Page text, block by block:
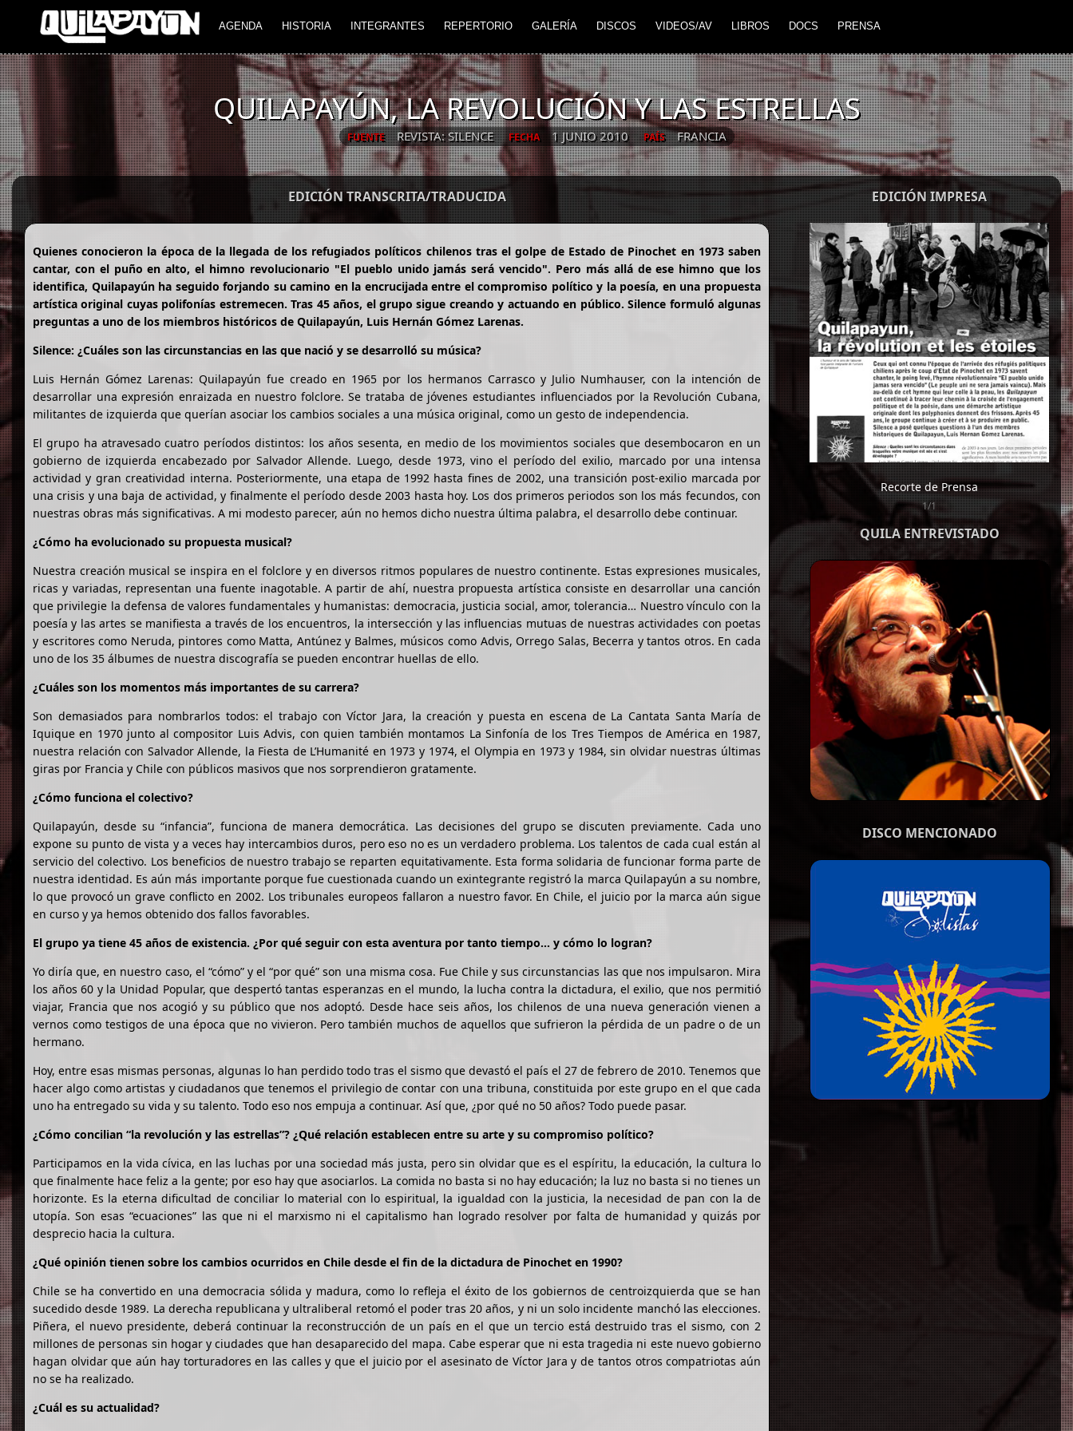
AGENDA HISTORIA INTEGRANTES REPERTORIO GALERÍA DISCOS VIDEOS/AV LIBROS DOCS PRENSA
QUILAPAYÚN, LA REVOLUCIÓN Y LAS ESTRELLAS
FUENTE REVISTA: SILENCE FECHA 1 JUNIO 2010 PAÍS FRANCIA
EDICIÓN TRANSCRITA/TRADUCIDA
Quienes conocieron la época de la llegada de los refugiados políticos chilenos tras el golpe de Estado de Pinochet en 1973 saben
cantar, con el puño en alto, el himno revolucionario "El pueblo unido jamás será vencido". Pero más allá de ese himno que los
identifica, Quilapayún ha seguido forjando su camino en la encrucijada entre el compromiso político y la poesía, en una propuesta
artística original cuyas polifonías estremecen. Tras 45 años, el grupo sigue creando y actuando en público. Silence formuló algunas
preguntas a uno de los miembros históricos de Quilapayún, Luis Hernán Gómez Larenas.
Silence: ¿Cuáles son las circunstancias en las que nació y se desarrolló su música?
Luis Hernán Gómez Larenas: Quilapayún fue creado en 1965 por los hermanos Carrasco y Julio Numhauser, con la intención de
desarrollar una expresión enraizada en nuestro folclore. Se trataba de jóvenes estudiantes influenciados por la Revolución Cubana,
militantes de izquierda que querían asociar los cambios sociales a una música original, como un gesto de independencia.
El grupo ha atravesado cuatro períodos distintos: los años sesenta, en medio de los movimientos sociales que desembocaron en un
gobierno de izquierda encabezado por Salvador Allende. Luego, desde 1973, vino el período del exilio, marcado por una intensa
actividad y gran creatividad interna. Posteriormente, una etapa de 1992 hasta fines de 2002, una transición post-exilio marcada por
una crisis y una baja de actividad, y finalmente el período desde 2003 hasta hoy. Los dos primeros periodos son los más fecundos, con
nuestras obras más significativas. A mi modesto parecer, aún no hemos dicho nuestra última palabra, el desarrollo debe continuar.
¿Cómo ha evolucionado su propuesta musical?
Nuestra creación musical se inspira en el folclore y en diversos ritmos populares de nuestro continente. Estas expresiones musicales,
ricas y variadas, representan una fuente inagotable. A partir de ahí, nuestra propuesta artística consiste en desarrollar una canción
que privilegie la defensa de valores fundamentales y humanistas: democracia, justicia social, amor, tolerancia… Nuestro vínculo con la
poesía y las artes se manifiesta a través de los encuentros, la intersección y las influencias mutuas de nuestras actividades con poetas
y escritores como Neruda, pintores como Matta, Antúnez y Balmes, músicos como Advis, Orrego Salas, Becerra y tantos otros. En cada
uno de los 35 álbumes de nuestra discografía se pueden encontrar huellas de ello.
¿Cuáles son los momentos más importantes de su carrera?
Son demasiados para nombrarlos todos: el trabajo con Víctor Jara, la creación y puesta en escena de La Cantata Santa María de
Iquique en 1970 junto al compositor Luis Advis, con quien también montamos La Sinfonía de los Tres Tiempos de América en 1987,
nuestra relación con Salvador Allende, la Fiesta de L’Humanité en 1973 y 1974, el Olympia en 1973 y 1984, sin olvidar nuestras últimas
giras por Francia y Chile con públicos masivos que nos sorprendieron gratamente.
¿Cómo funciona el colectivo?
Quilapayún, desde su “infancia”, funciona de manera democrática. Las decisiones del grupo se discuten previamente. Cada uno
expone su punto de vista y a veces hay intercambios duros, pero eso no es un verdadero problema. Los talentos de cada cual están al
servicio del colectivo. Los beneficios de nuestro trabajo se reparten equitativamente. Esta forma solidaria de funcionar forma parte de
nuestra identidad. Es aún más importante porque fue cuestionada cuando un exintegrante registró la marca Quilapayún a su nombre,
lo que provocó un grave conflicto en 2002. Los tribunales europeos fallaron a nuestro favor. En Chile, el juicio por la marca aún sigue
en curso y ya hemos obtenido dos fallos favorables.
El grupo ya tiene 45 años de existencia. ¿Por qué seguir con esta aventura por tanto tiempo… y cómo lo logran?
Yo diría que, en nuestro caso, el “cómo” y el “por qué” son una misma cosa. Fue Chile y sus circunstancias las que nos impulsaron. Mira
los años 60 y la Unidad Popular, que despertó tantas esperanzas en el mundo, la lucha contra la dictadura, el exilio, que nos permitió
viajar, Francia que nos acogió y su público que nos adoptó. Desde hace seis años, los chilenos de una nueva generación vienen a
vernos como testigos de una época que no vivieron. Pero también muchos de aquellos que sufrieron la pérdida de un padre o de un
hermano.
Hoy, entre esas mismas personas, algunas lo han perdido todo tras el sismo que devastó el país el 27 de febrero de 2010. Tenemos que
hacer algo como artistas y ciudadanos que tenemos el privilegio de contar con una tribuna, constituida por este grupo en el que cada
uno ha entregado su vida y su talento. Todo eso nos empuja a continuar. Así que, ¿por qué no 50 años? Todo puede pasar.
¿Cómo concilian “la revolución y las estrellas”? ¿Qué relación establecen entre su arte y su compromiso político?
Participamos en la vida cívica, en las luchas por una sociedad más justa, pero sin olvidar que es el espíritu, la educación, la cultura lo
que finalmente hace feliz a la gente; por eso hay que asociarlos. La comida no basta si no hay educación; la luz no basta si no tienes un
horizonte. Es la eterna dificultad de conciliar lo material con lo espiritual, la igualdad con la justicia, la necesidad de pan con la de
utopía. Son esas “ecuaciones” las que ni el marxismo ni el capitalismo han logrado resolver por falta de humanidad y quizás por
desprecio hacia la cultura.
¿Qué opinión tienen sobre los cambios ocurridos en Chile desde el fin de la dictadura de Pinochet en 1990?
Chile se ha convertido en una democracia sólida y madura, como lo refleja el éxito de los gobiernos de centroizquierda que se han
sucedido desde 1989. La derecha republicana y ultraliberal retomó el poder tras 20 años, y ni un solo incidente manchó las elecciones.
Piñera, el nuevo presidente, deberá continuar la reconstrucción de un país en el que un tercio está destruido tras el sismo, con 2
millones de personas sin hogar y ciudades que han desaparecido del mapa. Cabe esperar que ni esta tragedia ni este nuevo gobierno
hagan olvidar que aún hay torturadores en las calles y que el juicio por el asesinato de Víctor Jara y de tantos otros compatriotas aún
no se ha realizado.
¿Cuál es su actualidad?
EDICIÓN IMPRESA
Recorte de Prensa
1/1
QUILA ENTREVISTADO
DISCO MENCIONADO